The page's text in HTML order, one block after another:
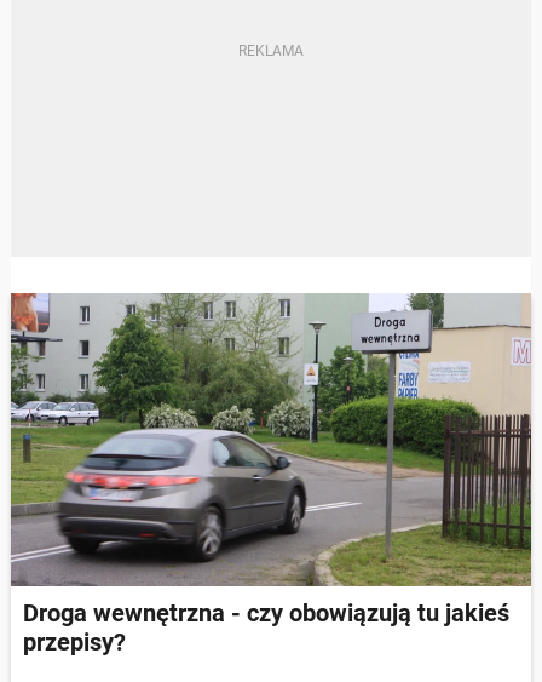
Droga wewnętrzna - czy obowiązują tu jakieś
przepisy?